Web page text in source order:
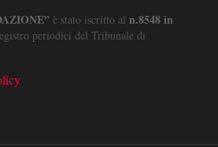
è stato iscritto al n.8548 in
periodici del Tribunale di